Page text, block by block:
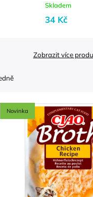
Skladem
34 Kč
Zobrazit více
Novinka